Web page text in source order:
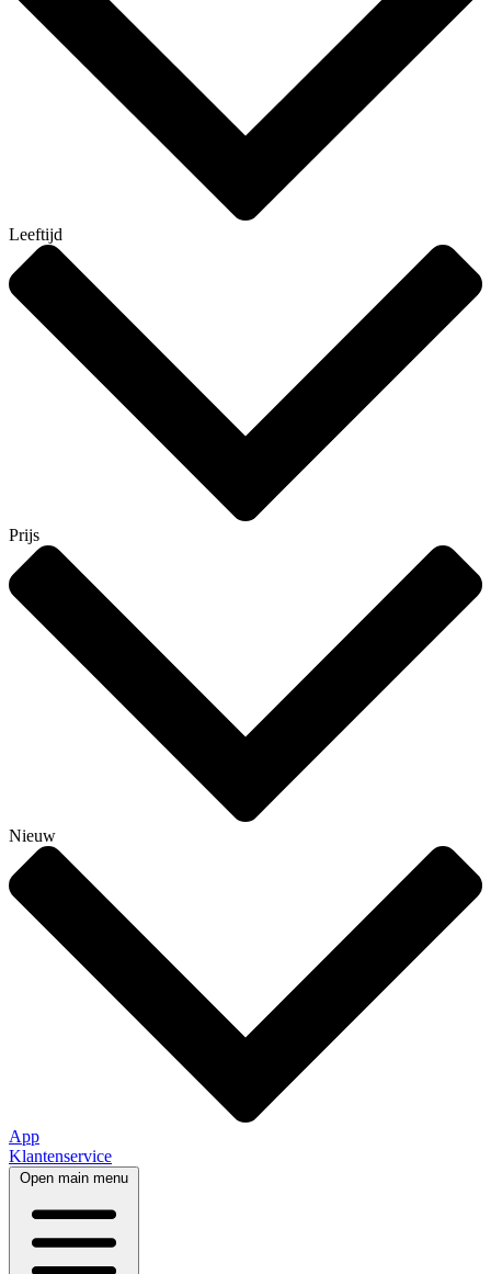
Leeftijd
Prijs
Nieuw
App
Klantenservice
Open main menu